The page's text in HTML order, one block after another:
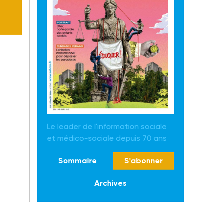
Le leader de l'information sociale
et médico-sociale depuis 70 ans
Sommaire S'abonner
Archives